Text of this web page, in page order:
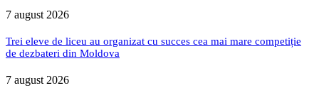
7 august 2026
Trei eleve de liceu au organizat cu succes cea mai mare competiție
de dezbateri din Moldova
7 august 2026